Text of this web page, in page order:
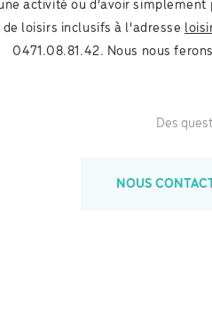
activité ou d'avoir
de loisirs inclusifs à l'adresse
0471.08.81.42. Nous nous
Des
NOUS